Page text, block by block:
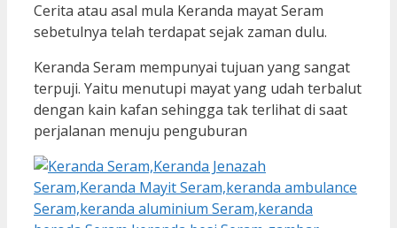
Cerita atau asal mula Keranda mayat Seram
sebetulnya telah terdapat sejak zaman dulu.
Keranda Seram mempunyai tujuan yang sangat
terpuji. Yaitu menutupi mayat yang udah terbalut
dengan kain kafan sehingga tak terlihat di saat
perjalanan menuju penguburan